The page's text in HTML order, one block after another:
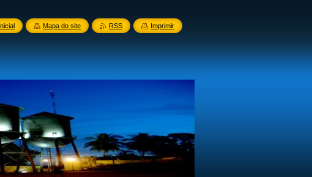
Mapa do site RSS Imprimir